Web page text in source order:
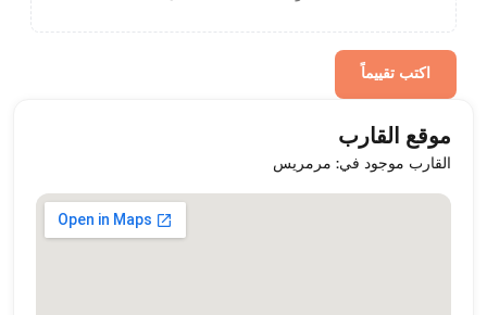
اكتب تقييماً
موقع القارب
القارب موجود في: مرمريس